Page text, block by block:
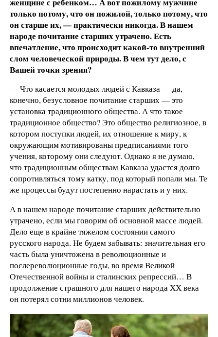
только потому, что он пожилой, только потому, что
он старше их, — практически никогда. В нашем
народе почитание старших утрачено. Есть
впечатление, что происходит какой-то внутренний
слом человеческой природы. В чем тут дело, с
Вашей точки зрения?
— Что касается молодых людей с Кавказа — да,
конечно, безусловное почитание старших — это
установка традиционного общества. А что такое
традиционное общество? Это общество религиозное, в
котором поступки людей, их отношение к миру, к
окружающим мотивированы предписаниями того
учения, которому они следуют. Однако я не думаю,
что традиционным обществам Кавказа удастся долго
сопротивляться тому катку, под который попали мы. Те
же процессы будут постепенно нарастать и у них.
А в нашем народе почитание старших действительно
утрачено, если мы говорим об основной массе людей.
Дело еще в крайне тяжелом состоянии самого
русского народа. Не будем забывать: значительная его
часть была уничтожена в революционные и
послереволюционные годы, во время Великой
Отечественной войны и сталинских репрессий… В
продолжение страшного для нашего народа ХХ века
он потерял сотни миллионов человек.